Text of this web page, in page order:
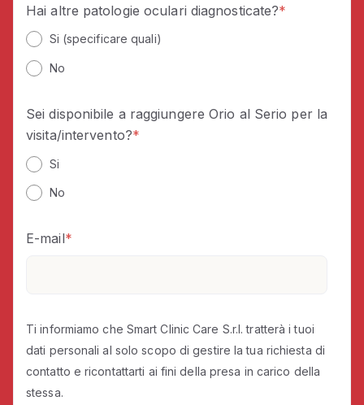
Hai altre patologie oculari diagnosticate?*
Si (specificare quali)
No
Sei disponibile a raggiungere Orio al Serio per la
visita/intervento?*
Si
No
E-mail*
Ti informiamo che Smart Clinic Care S.r.l. tratterà i tuoi
dati personali al solo scopo di gestire la tua richiesta di
contatto e ricontattarti ai fini della presa in carico della
stessa.